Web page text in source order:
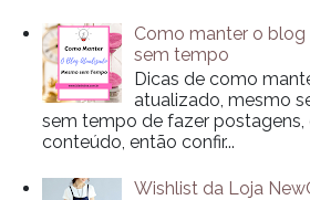
Como manter o
sem tempo
Dicas de como
atualizado, mesmo
sem tempo de fazer postagens,
conteúdo, então confir...
Wishlist da Loja